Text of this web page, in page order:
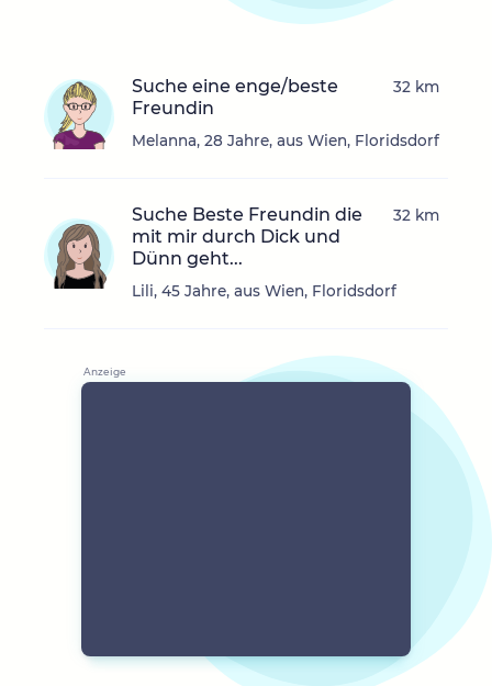
Suche eine enge/beste
Freundin
Melanna, 28 Jahre, aus Wien, Floridsdorf
32 km
Suche Beste Freundin die
mit mir durch Dick und
Dünn geht...
Lili, 45 Jahre, aus Wien, Floridsdorf
32 km